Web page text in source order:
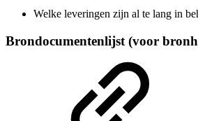
Welke leveringen zijn al te lang in
Brondocumentenlijst (voor